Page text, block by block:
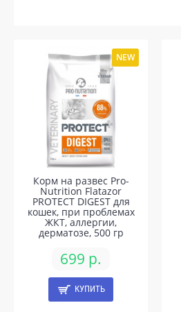
NEW
Корм на развес Pro-
Nutrition Flatazor
PROTECT DIGEST для
кошек, при проблемах
ЖКТ, аллергии,
дерматозе, 500 гр
699 р.
КУПИТЬ